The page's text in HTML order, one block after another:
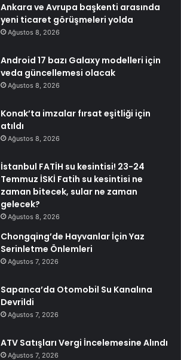
Ankara ve Avrupa başkenti arasında
yeni ticaret görüşmeleri yolda
Ağustos 8, 2026
Android 17 bazı Galaxy modelleri için
veda güncellemesi olacak
Ağustos 8, 2026
Konak’ta imzalar fırsat eşitliği için
atıldı
Ağustos 8, 2026
İstanbul FATİH su kesintisi! 23-24
Temmuz İSKİ Fatih su kesintisi ne
zaman bitecek, sular ne zaman
gelecek?
Ağustos 8, 2026
Chongqing’de Hayvanlar İçin Yaz
Serinletme Önlemleri
Ağustos 7, 2026
Sapanca’da Otomobil Su Kanalına
Devrildi
Ağustos 7, 2026
ATV Satışları Vergi İncelemesine Alındı
Ağustos 7, 2026